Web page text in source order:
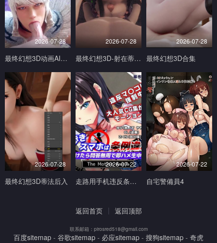
2026-07-28
最终幻想3D动画AI生成完美画质
2026-07-28
最终幻想3D-射在蒂法的奶子小穴和嘴上V
2026-07-28
最终幻想3D合集
2026-07-28
最终幻想3D蒂法后入
2026-07-22
走路用手机违反条例发现到就问答无用马上无套抽插中出TheMotionAnimed_177879
2026-07-22
自宅警備員4
返回首页 返回顶部
联系邮箱： pirosred518@gmail.com
百度sitemap - 谷歌sitemap - 必应sitemap - 搜狗sitemap - 奇虎